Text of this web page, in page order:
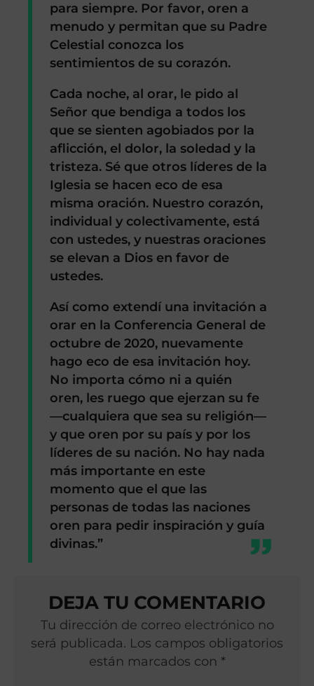
para siempre. Por favor, oren a
menudo y permitan que su Padre
Celestial conozca los
sentimientos de su corazón.
Cada noche, al orar, le pido al
Señor que bendiga a todos los
que se sienten agobiados por la
aflicción, el dolor, la soledad y la
tristeza. Sé que otros líderes de la
Iglesia se hacen eco de esa
misma oración. Nuestro corazón,
individual y colectivamente, está
con ustedes, y nuestras oraciones
se elevan a Dios en favor de
ustedes.
Así como extendí una invitación a
orar en la Conferencia General de
octubre de 2020, nuevamente
hago eco de esa invitación hoy.
No importa cómo ni a quién
oren, les ruego que ejerzan su fe
—cualquiera que sea su religión—
y que oren por su país y por los
líderes de su nación. No hay nada
más importante en este
momento que el que las
personas de todas las naciones
oren para pedir inspiración y guía
divinas.”
DEJA TU COMENTARIO
Tu dirección de correo electrónico no
será publicada. Los campos obligatorios
están marcados con *